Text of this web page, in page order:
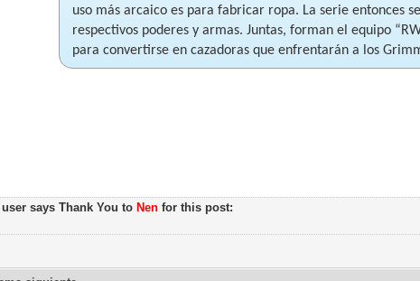
uso más arcaico es para fabricar ropa. La serie entonces
respectivos poderes y armas. Juntas, forman el equipo
para convertirse en cazadoras que enfrentarán a los
says Thank You to Nen for this post: